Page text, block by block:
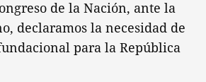
de la Nación, ante la
declaramos la necesidad de
para la República